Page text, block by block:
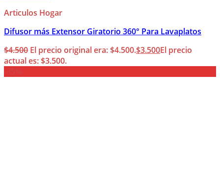
Articulos Hogar
Difusor más Extensor Giratorio 360° Para Lavaplatos
$4.500 El precio original era: $4.500.$3.500El precio
actual es: $3.500.